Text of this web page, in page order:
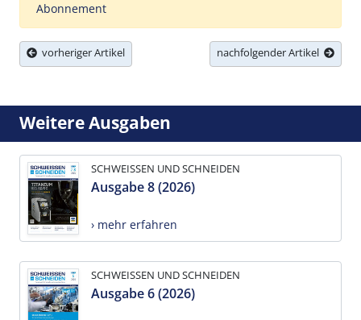
Abonnement
vorheriger Artikel nachfolgender Artikel
Weitere Ausgaben
SCHWEISSEN UND SCHNEIDEN
Ausgabe 8 (2026)
› mehr erfahren
SCHWEISSEN UND SCHNEIDEN
Ausgabe 6 (2026)